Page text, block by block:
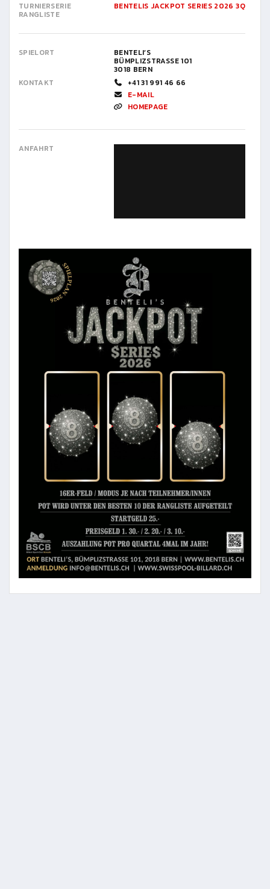
TURNIERSERIE
RANGLISTE
BENTELIS JACKPOT SERIES 2026 3Q
SPIELORT BENTELI’S
BÜMPLIZSTRASSE 101
3018 BERN
KONTAKT
+41 31 991 46 66
E-MAIL
HOMEPAGE
ANFAHRT